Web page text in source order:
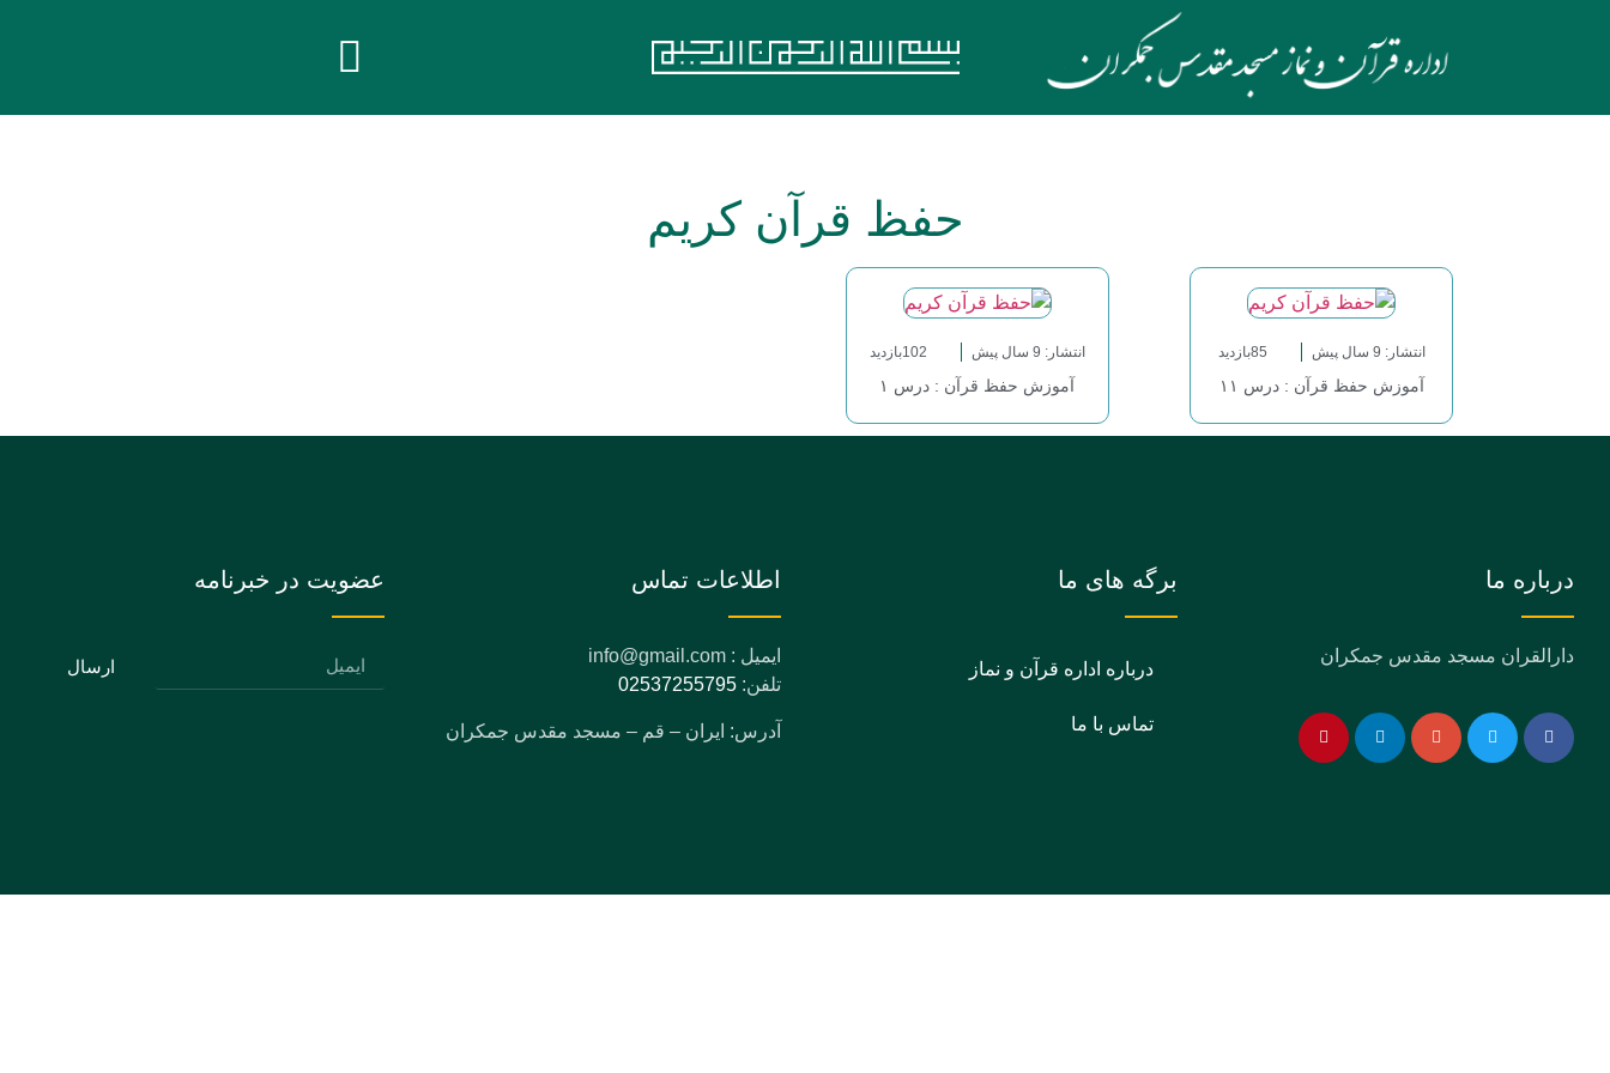
حفظ قرآن کریم
انتشار: 9 سال پیش 85بازدید
آموزش حفظ قرآن : درس ۱۱
انتشار: 9 سال پیش 102بازدید
آموزش حفظ قرآن : درس ۱
درباره ما
دارالقران مسجد مقدس جمکران
برگه های ما
درباره اداره قرآن و نماز
تماس با ما
اطلاعات تماس
ایمیل : info@gmail.com
تلفن: 02537255795
آدرس: ایران – قم – مسجد مقدس جمکران
عضویت در خبرنامه
ارسال